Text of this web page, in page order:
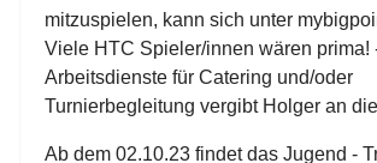
mitzuspielen, kann sich unter
Viele HTC Spieler/innen wären prima!
Arbeitsdienste für Catering und/oder
Turnierbegleitung vergibt Holger an
Ab dem 02.10.23 findet das Jugend -